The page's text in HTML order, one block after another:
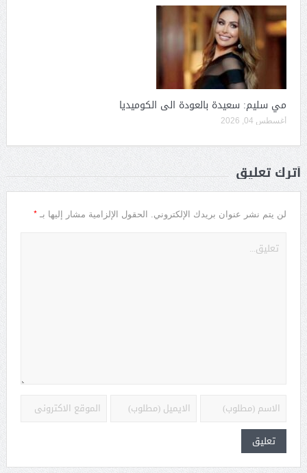
مي سليم: سعيدة بالعودة الى الكوميديا
أغسطس 04, 2026
أترك تعليق
لن يتم نشر عنوان بريدك الإلكتروني. الحقول الإلزامية مشار إليها بـ *